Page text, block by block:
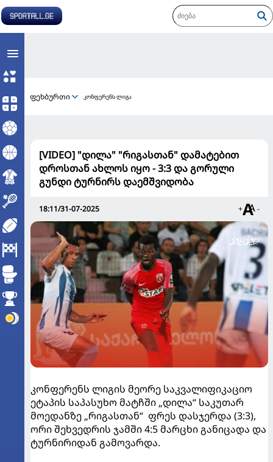
ფეხბურთი კონფერენს ლიგა
[VIDEO] "დილა" "რიგასთან" დამატებით
დროსთან ახლოს იყო - 3:3 და გორული
გუნდი ტურნირს დაემშვიდობა
18:11/31-07-2025 + -
კონფერენს ლიგის მეორე საკვალიფიკაციო
ეტაპის საპასუხო მატჩში „დილა“ საკუთარ
მოედანზე „რიგასთან“ ფრეს დასჯერდა (3:3),
ორი შეხვედრის ჯამში 4:5 მარცხი განიცადა და
ტურნირიდან გამოვარდა.